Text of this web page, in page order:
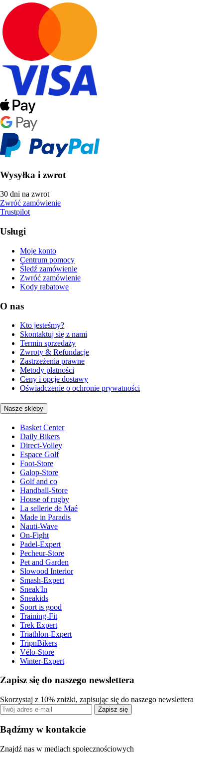
Wysyłka i zwrot
30 dni na zwrot
Zwróć zamówienie
Trustpilot
Usługi
Moje konto
Centrum pomocy
Śledź zamówienie
Zwróć zamówienie
Kody rabatowe
O nas
Kto jesteśmy?
Skontaktuj się z nami
Termin sprzedaży
Zwroty & Refundacje
Zastrzeżenia prawne
Metody płatności
Ceny i opcje dostawy
Oświadczenie o ochronie prywatności
Nasze sklepy
Basket Center
Daily Bikers
Direct-Volley
Espace Golf
Foot-Store
Galop-Store
Golf and co
Handball-Store
House of rugby
La sellerie de Maé
Made in Paradis
Nauti-Wave
On-Fight
Padel-Expert
Pecheur-Store
Pet and Garden
Slowood Interior
Smash-Expert
Sneak'In
Sneakids
Sport is good
Training-Fit
Trek Expert
Triathlon-Expert
TripnBikers
Vélo-Store
Winter-Expert
Zapisz się do naszego newslettera
Skorzystaj z 10% zniżki, zapisując się do naszego newslettera
Zapisz się
Bądźmy w kontakcie
Znajdź nas w mediach społecznościowych